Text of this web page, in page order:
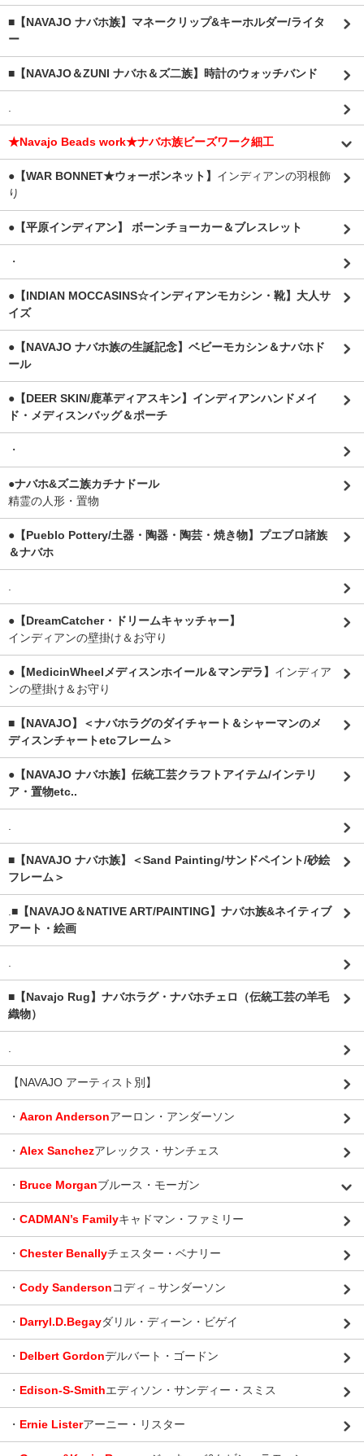
■【NAVAJO ナバホ族】マネークリップ&キーホルダー/ライタ
ー
■【NAVAJO＆ZUNI ナバホ＆ズ二族】時計のウォッチバンド
★Navajo Beads work★ナバホ族ビーズワーク細工
●【WAR BONNET★ウォーボンネット】 インディアンの羽根飾
り
●【平原インディアン】 ボーンチョーカー＆ブレスレット
・
●【INDIAN MOCCASINS☆インディアンモカシン・靴】大人サ
イズ
●【NAVAJO ナバホ族の生誕記念】ベビーモカシン＆ナバホド
ール
●【DEER SKIN/鹿革ディアスキン】インディアンハンドメイ
ド・メディスンバッグ＆ポーチ
・
●ナバホ&ズニ族カチナドール
精霊の人形・置物
●【Pueblo Pottery/土器・陶器・陶芸・焼き物】プエブロ諸族
＆ナバホ
●【DreamCatcher・ドリームキャッチャー】
インディアンの壁掛け＆お守り
●【MedicinWheelメディスンホイール＆マンデラ】 インディア
ンの壁掛け＆お守り
■【NAVAJO】＜ナバホラグのダイチャート＆シャーマンのメ
ディスンチャートetcフレーム＞
●【NAVAJO ナバホ族】伝統工芸クラフトアイテム/インテリ
ア・置物etc..
■【NAVAJO ナバホ族】＜Sand Painting/サンドペイント/砂絵
フレーム＞
■【NAVAJO＆NATIVE ART/PAINTING】ナバホ族&ネイティブ
アート・絵画
■【Navajo Rug】ナバホラグ・ナバホチェロ（伝統工芸の羊毛
織物）
【NAVAJO アーティスト別】
・ Aaron Andersonアーロン・アンダーソン
・ Alex Sanchezアレックス・サンチェス
・ Bruce Morganブルース・モーガン
・ CADMAN’s Familyキャドマン・ファミリー
・ Chester Benallyチェスター・ベナリー
・ Cody Sandersonコディ－サンダーソン
・ Darryl.D.Begayダリル・ディーン・ビゲイ
・ Delbert Gordonデルバート・ゴードン
・ Edison-S-Smithエディソン・サンディー・スミス
・ Ernie Listerアーニー・リスター